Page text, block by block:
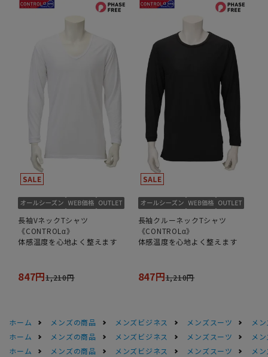
長袖VネックTシャツ
《CONTROLα》
体感温度を心地よく整えます
847円1,210円
長袖クルーネックTシャツ
《CONTROLα》
体感温度を心地よく整えます
847円1,210円
ホーム メンズの商品 メンズビジネス メンズスーツ
メ
ホーム
メンズの商品 メンズビジネス メンズスーツ
メ
ホーム
メンズの商品 メンズビジネス メンズスーツ
メ